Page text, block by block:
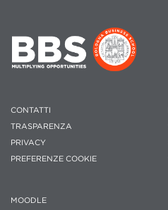
CONTATTI
TRASPARENZA
PRIVACY
PREFERENZE COOKIE
MOODLE